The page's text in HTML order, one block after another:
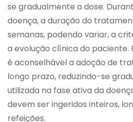
se gradualmente a dose.
doença, a duração do
semanas, podendo variar, a
a evolução clínica do paciente.
é aconselhável a adoção de
longo prazo, reduzindo-se
utilizada na fase ativa da
devem ser ingeridos inteiros,
refeições.